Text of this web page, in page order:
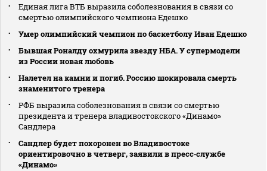
Единая лига ВТБ выразила соболезнования в связи со
смертью олимпийского чемпиона Едешко
Умер олимпийский чемпион по баскетболу Иван Едешко
Бывшая Роналду охмурила звезду НБА. У супермодели
из России новая любовь
Налетел на камни и погиб. Россию шокировала смерть
знаменитого тренера
РФБ выразила соболезнования в связи со смертью
президента и тренера владивостокского «Динамо»
Сандлера
Сандлер будет похоронен во Владивостоке
ориентировочно в четверг, заявили в пресс‑службе
«Динамо»